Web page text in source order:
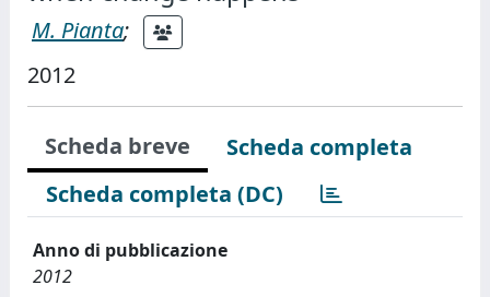
M. Pianta;
2012
Scheda breve
Scheda completa
Scheda completa (DC)
Anno di pubblicazione
2012